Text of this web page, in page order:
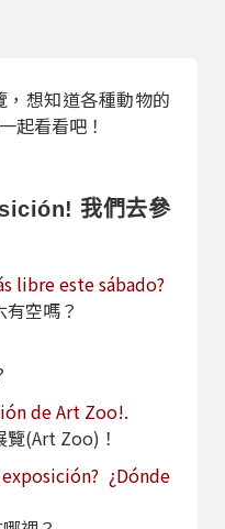
影音頻道
想知道各種動物的
起看看吧！
我們去參
libre este sábado?
空嗎？
de Art Zoo!.
覽(Art Zoo)！
¿Dónde